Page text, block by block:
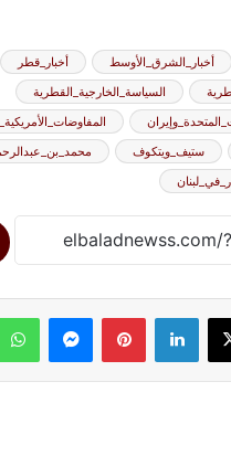
أخبار_الشرق_الأوسط أخبار_قطر
السياسة_الخارجية_القطرية
ستيف_ويتكوف
لينكدإن بينتيريست